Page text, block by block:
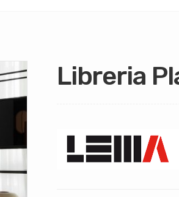
Libreria